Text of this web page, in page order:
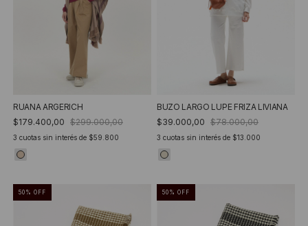
RUANA ARGERICH
$179.400,00 $299.000,00
3 cuotas sin interés de $59.800
BUZO LARGO LUPE FRIZA LIVIANA
$39.000,00 $78.000,00
3 cuotas sin interés de $13.000
50 % OFF 50 % OFF